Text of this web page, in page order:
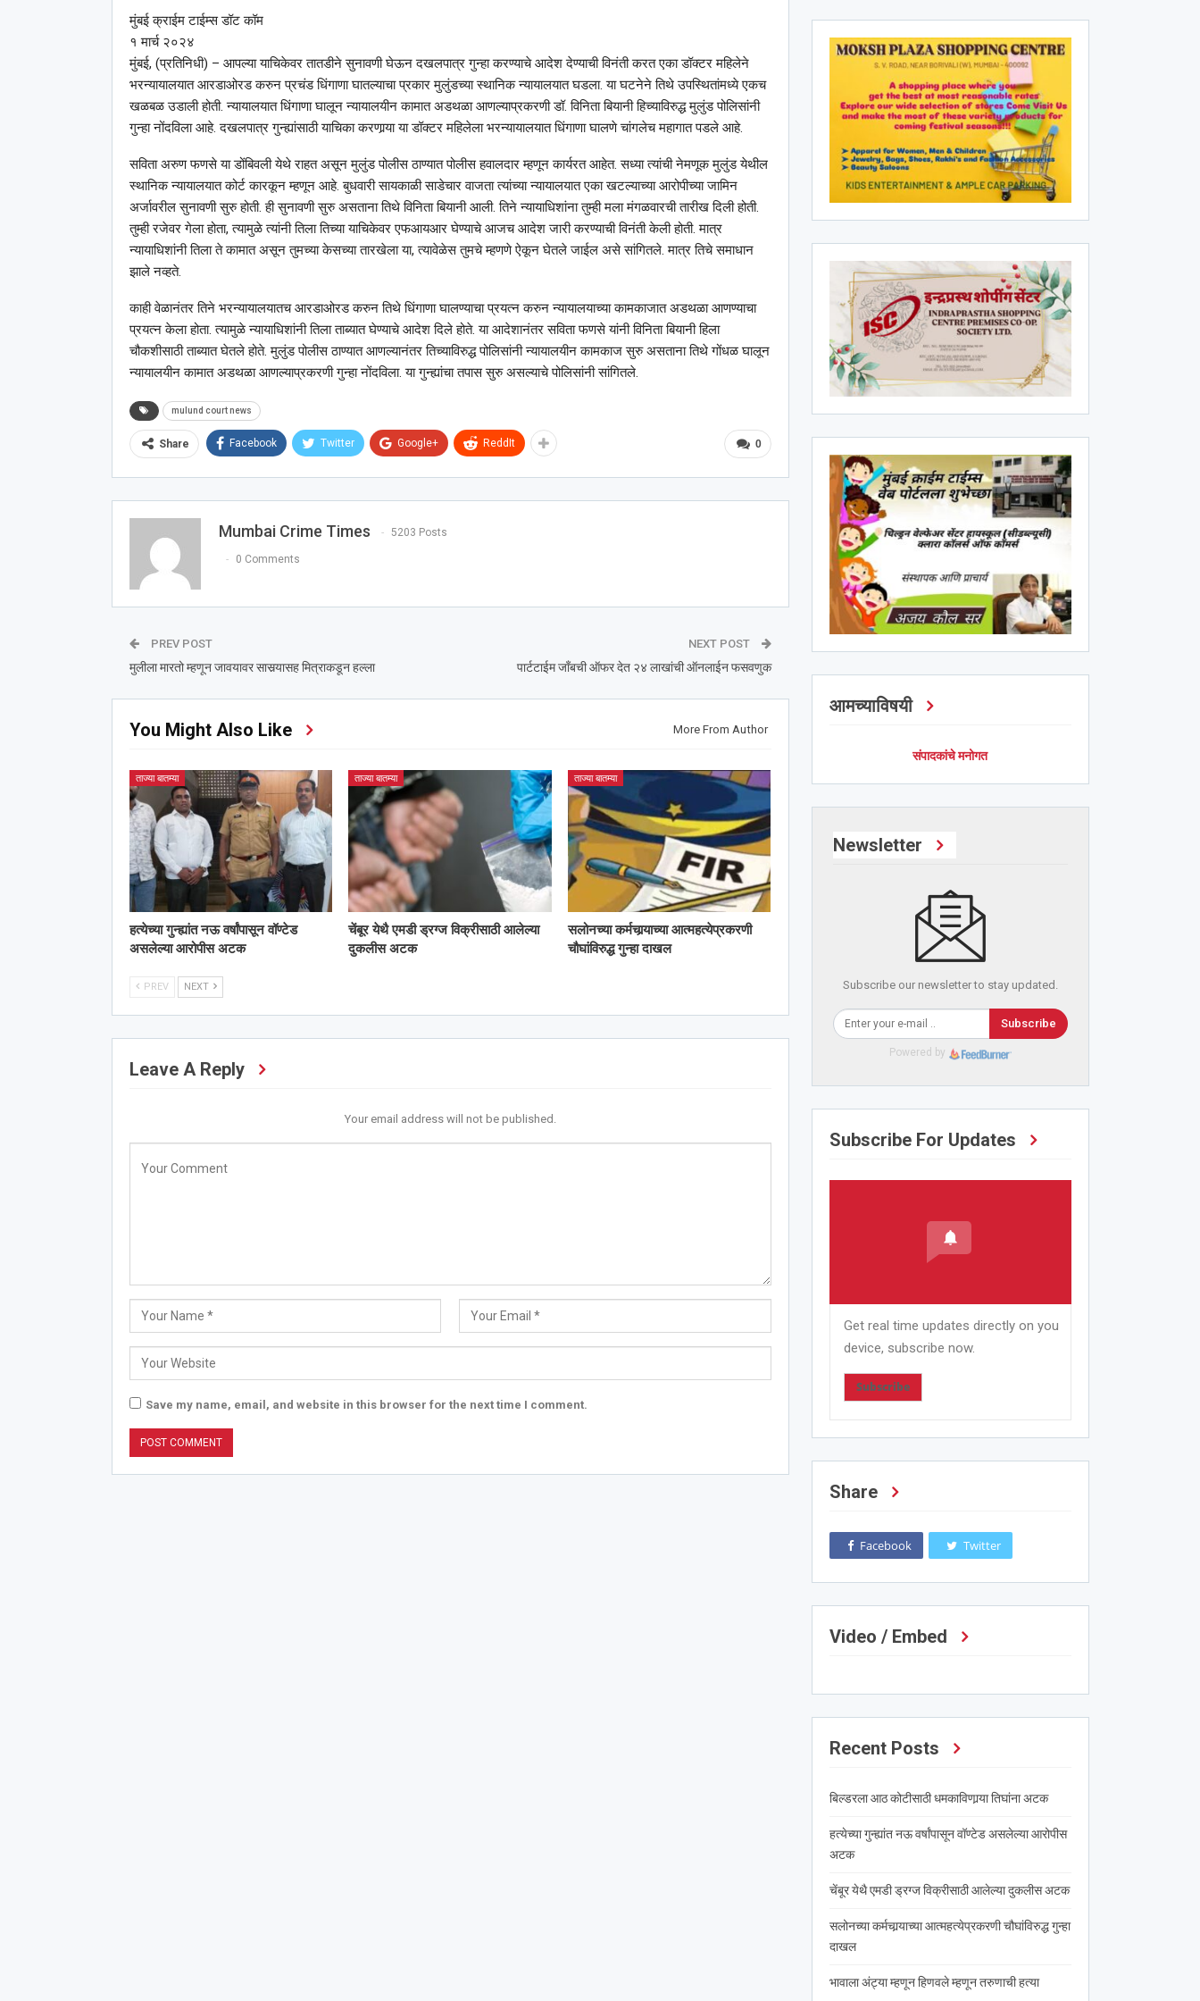
मुंबई क्राईम टाईम्स डॉट कॉम
१ मार्च २०२४
मुंबई, (प्रतिनिधी) – आपल्या याचिकेवर तातडीने सुनावणी घेऊन दखलपात्र गुन्हा करण्याचे आदेश देण्याची विनंती करत एका डॉक्टर महिलेने
भरन्यायालयात आरडाओरड करुन प्रचंड धिंगाणा घातल्याचा प्रकार मुलुंडच्या स्थानिक न्यायालयात घडला. या घटनेने तिथे उपस्थितांमध्ये एकच
खळबळ उडाली होती. न्यायालयात धिंगाणा घालून न्यायालयीन कामात अडथळा आणल्याप्रकरणी डॉ. विनिता बियानी हिच्याविरुद्ध मुलुंड पोलिसांनी
गुन्हा नोंदविला आहे. दखलपात्र गुन्ह्यांसाठी याचिका करणार्‍या या डॉक्टर महिलेला भरन्यायालयात धिंगाणा घालणे चांगलेच महागात पडले आहे.
सविता अरुण फणसे या डोंबिवली येथे राहत असून मुलुंड पोलीस ठाण्यात पोलीस हवालदार म्हणून कार्यरत आहेत. सध्या त्यांची नेमणूक मुलुंड येथील
स्थानिक न्यायालयात कोर्ट कारकून म्हणून आहे. बुधवारी सायकाळी साडेचार वाजता त्यांच्या न्यायालयात एका खटल्याच्या आरोपीच्या जामिन
अर्जावरील सुनावणी सुरु होती. ही सुनावणी सुरु असताना तिथे विनिता बियानी आली. तिने न्यायाधिशांना तुम्ही मला मंगळवारची तारीख दिली होती.
तुम्ही रजेवर गेला होता, त्यामुळे त्यांनी तिला तिच्या याचिकेवर एफआयआर घेण्याचे आजच आदेश जारी करण्याची विनंती केली होती. मात्र
न्यायाधिशांनी तिला ते कामात असून तुमच्या केसच्या तारखेला या, त्यावेळेस तुमचे म्हणणे ऐकून घेतले जाईल असे सांगितले. मात्र तिचे समाधान
झाले नव्हते.
काही वेळानंतर तिने भरन्यायालयातच आरडाओरड करुन तिथे धिंगाणा घालण्याचा प्रयत्न करुन न्यायालयाच्या कामकाजात अडथळा आणण्याचा
प्रयत्न केला होता. त्यामुळे न्यायाधिशांनी तिला ताब्यात घेण्याचे आदेश दिले होते. या आदेशानंतर सविता फणसे यांनी विनिता बियानी हिला
चौकशीसाठी ताब्यात घेतले होते. मुलुंड पोलीस ठाण्यात आणल्यानंतर तिच्याविरुद्ध पोलिसांनी न्यायालयीन कामकाज सुरु असताना तिथे गोंधळ घालून
न्यायालयीन कामात अडथळा आणल्याप्रकरणी गुन्हा नोंदविला. या गुन्ह्यांचा तपास सुरु असल्याचे पोलिसांनी सांगितले.
mulund court news
0
Share Facebook Twitter Google+ ReddIt
Mumbai Crime Times 5203 Posts
0 Comments
PREV POST
मुलीला मारतो म्हणून जावयावर सासर्‍यासह मित्राकडून हल्ला
NEXT POST
पार्टटाईम जॉंबची ऑफर देत २४ लाखांची ऑनलाईन फसवणुक
You Might Also Like More From Author
ताज्या बातम्या
हत्येच्या गुन्ह्यांत नऊ वर्षांपासून वॉण्टेड
असलेल्या आरोपीस अटक
ताज्या बातम्या
चेंबूर येथै एमडी ड्रग्ज विक्रीसाठी आलेल्या
दुकलीस अटक
ताज्या बातम्या
सलोनच्या कर्मचार्‍याच्या आत्महत्येप्रकरणी
चौघांविरुद्ध गुन्हा दाखल
PREV NEXT
Leave A Reply
Your email address will not be published.
Save my name, email, and website in this browser for the next time I comment.
आमच्याविषयी
संपादकांचे मनोगत
Newsletter
Subscribe our newsletter to stay updated.
Subscribe
Powered by
Subscribe For Updates
Get real time updates directly on you
device, subscribe now.
Subscribe
Share
Facebook Twitter
Video / Embed
Recent Posts
बिल्डरला आठ कोटीसाठी धमकाविणार्‍या तिघांना अटक
हत्येच्या गुन्ह्यांत नऊ वर्षांपासून वॉण्टेड असलेल्या आरोपीस
अटक
चेंबूर येथै एमडी ड्रग्ज विक्रीसाठी आलेल्या दुकलीस अटक
सलोनच्या कर्मचार्‍याच्या आत्महत्येप्रकरणी चौघांविरुद्ध गुन्हा
दाखल
भावाला अंट्या म्हणून हिणवले म्हणून तरुणाची हत्या